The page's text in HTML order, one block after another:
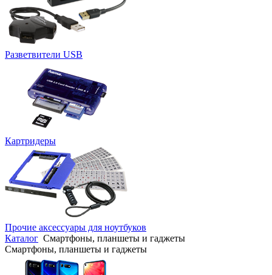
Разветвители USB
Картридеры
Прочие аксессуары для ноутбуков
Каталог Смартфоны, планшеты и гаджеты
Смартфоны, планшеты и гаджеты